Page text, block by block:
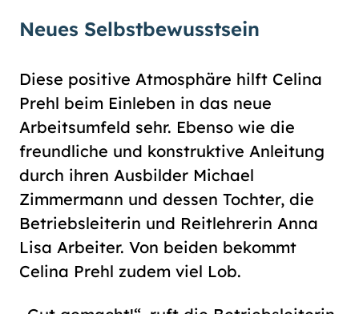
Neues Selbstbewusstsein
Diese positive Atmosphäre hilft Celina
Prehl beim Einleben in das neue
Arbeitsumfeld sehr. Ebenso wie die
freundliche und konstruktive Anleitung
durch ihren Ausbilder Michael
Zimmermann und dessen Tochter, die
Betriebsleiterin und Reitlehrerin Anna
Lisa Arbeiter. Von beiden bekommt
Celina Prehl zudem viel Lob.